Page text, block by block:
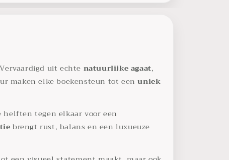
uit echte natuurlijke agaat,
maken elke boekensteun tot een uniek
tegen elkaar voor een
brengt rust, balans en een luxueuze